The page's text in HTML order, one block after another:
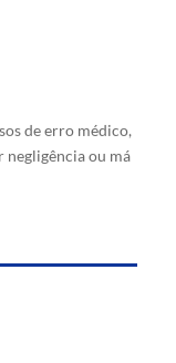
de erro médico,
negligência ou má